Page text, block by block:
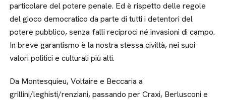
particolare del potere penale. Ed è rispetto delle regole
del gioco democratico da parte di tutti i detentori del
potere pubblico, senza falli reciproci né invasioni di campo.
In breve garantismo è la nostra stessa civiltà, nei suoi
valori politici e culturali più alti.
Da Montesquieu, Voltaire e Beccaria a
grillini/leghisti/renziani, passando per Craxi, Berlusconi e